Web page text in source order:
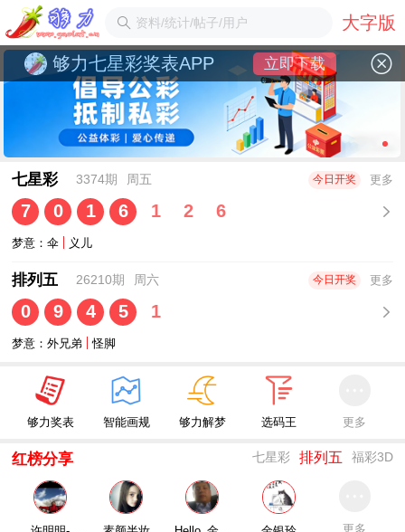
大字版
七星彩 3374期 周五 更多
今日开奖
7 0 1 6 1 2 6
梦意：伞 义儿
排列五 26210期 周六 更多
今日开奖
0 9 4 5 1
梦意：外兄弟 怪脚
够力奖表 智能画规 够力解梦 选码王 更多
红榜分享 七星彩 排列五 福彩3D
更多
够力七星彩奖表APP 立即下载